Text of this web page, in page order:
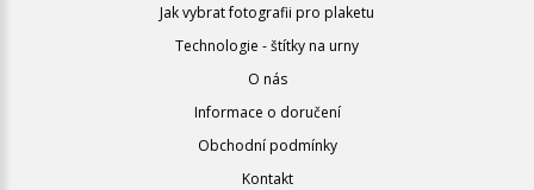
Jak vybrat fotografii pro plaketu
Technologie - štítky na urny
O nás
Informace o doručení
Obchodní podmínky
Kontakt